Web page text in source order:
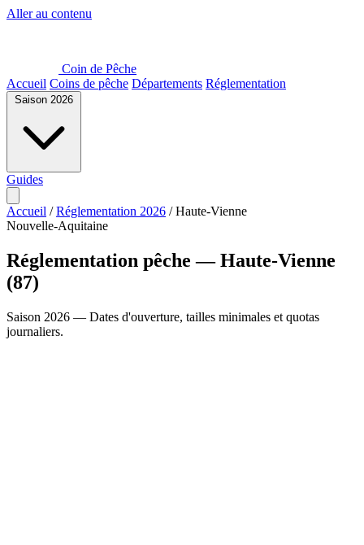
Aller au contenu
Coin de Pêche
Accueil Coins de pêche Départements Réglementation
Saison 2026
Guides
Accueil / Réglementation 2026 / Haute-Vienne
Nouvelle-Aquitaine
Réglementation pêche — Haute-Vienne
(87)
Saison 2026 — Dates d'ouverture, tailles minimales et quotas
journaliers.